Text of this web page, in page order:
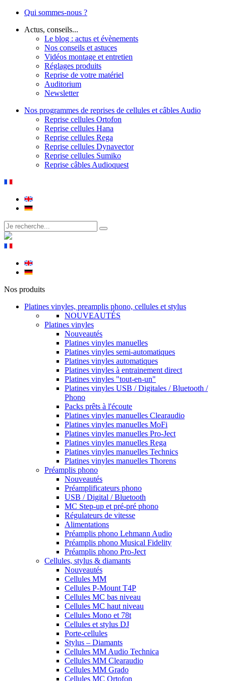
Qui sommes-nous ?
Actus, conseils...
Le blog : actus et évènements
Nos conseils et astuces
Vidéos montage et entretien
Réglages produits
Reprise de votre matériel
Auditorium
Newsletter
Nos programmes de reprises de cellules et câbles Audio
Reprise cellules Ortofon
Reprise cellules Hana
Reprise cellules Rega
Reprise cellules Dynavector
Reprise cellules Sumiko
Reprise câbles Audioquest
Nos produits
Platines vinyles, preamplis phono, cellules et stylus
NOUVEAUTÉS
Platines vinyles
Nouveautés
Platines vinyles manuelles
Platines vinyles semi-automatiques
Platines vinyles automatiques
Platines vinyles à entrainement direct
Platines vinyles "tout-en-un"
Platines vinyles USB / Digitales / Bluetooth /
Phono
Packs prêts à l'écoute
Platines vinyles manuelles Clearaudio
Platines vinyles manuelles MoFi
Platines vinyles manuelles Pro-Ject
Platines vinyles manuelles Rega
Platines vinyles manuelles Technics
Platines vinyles manuelles Thorens
Préamplis phono
Nouveautés
Préamplificateurs phono
USB / Digital / Bluetooth
MC Step-up et pré-pré phono
Régulateurs de vitesse
Alimentations
Préamplis phono Lehmann Audio
Préamplis phono Musical Fidelity
Préamplis phono Pro-Ject
Cellules, stylus & diamants
Nouveautés
Cellules MM
Cellules P-Mount T4P
Cellules MC bas niveau
Cellules MC haut niveau
Cellules Mono et 78t
Cellules et stylus DJ
Porte-cellules
Stylus – Diamants
Cellules MM Audio Technica
Cellules MM Clearaudio
Cellules MM Grado
Cellules MC Ortofon